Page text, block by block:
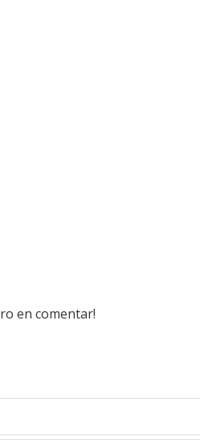
en comentar!